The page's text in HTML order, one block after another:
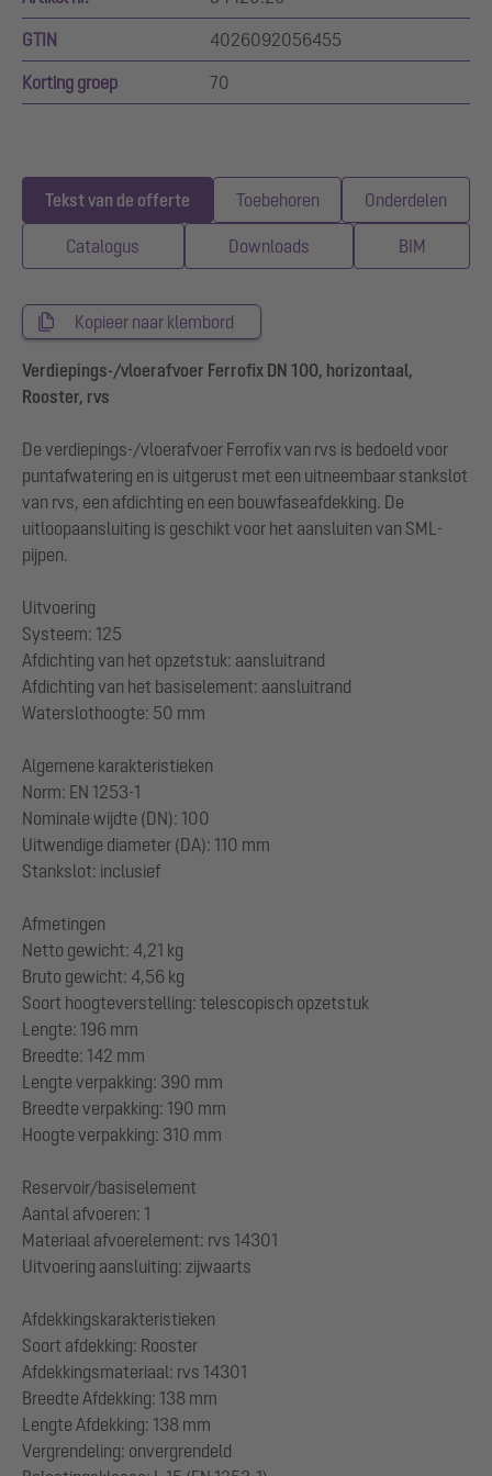
GTIN 4026092056455
Korting groep 70
Tekst van de offerte Toebehoren Onderdelen
Catalogus Downloads BIM
Kopieer naar klembord
Verdiepings-/vloerafvoer Ferrofix DN 100, horizontaal,
Rooster, rvs
De verdiepings-/vloerafvoer Ferrofix van rvs is bedoeld voor
puntafwatering en is uitgerust met een uitneembaar stankslot
van rvs, een afdichting en een bouwfaseafdekking. De
uitloopaansluiting is geschikt voor het aansluiten van SML-
pijpen.
Uitvoering
Systeem: 125
Afdichting van het opzetstuk: aansluitrand
Afdichting van het basiselement: aansluitrand
Waterslothoogte: 50 mm
Algemene karakteristieken
Norm: EN 1253-1
Nominale wijdte (DN): 100
Uitwendige diameter (DA): 110 mm
Stankslot: inclusief
Afmetingen
Netto gewicht: 4,21 kg
Bruto gewicht: 4,56 kg
Soort hoogteverstelling: telescopisch opzetstuk
Lengte: 196 mm
Breedte: 142 mm
Lengte verpakking: 390 mm
Breedte verpakking: 190 mm
Hoogte verpakking: 310 mm
Reservoir/basiselement
Aantal afvoeren: 1
Materiaal afvoerelement: rvs 14301
Uitvoering aansluiting: zijwaarts
Afdekkingskarakteristieken
Soort afdekking: Rooster
Afdekkingsmateriaal: rvs 14301
Breedte Afdekking: 138 mm
Lengte Afdekking: 138 mm
Vergrendeling: onvergrendeld